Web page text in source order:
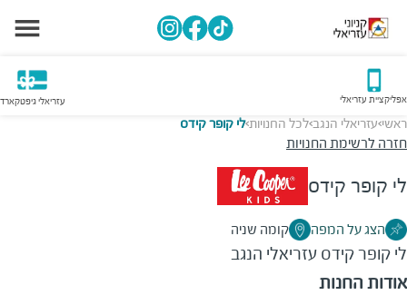
אפליקציית עזריאלי עזריאלי גיפטקארד
ראשי>עזריאלי הנגב>לכל החנויות>לי קופר קידס
חזרה לרשימת החנויות
לי קופר קידס
הצג על המפה קומה שניה
לי קופר קידס עזריאלי הנגב
אודות החנות